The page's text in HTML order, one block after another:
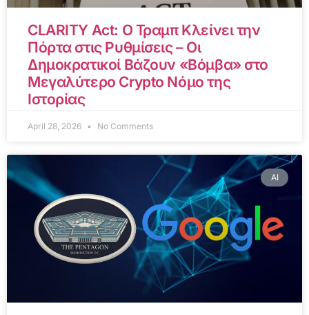
CLARITY Act: Ο Τραμπ Κλείνει την
Πόρτα στις Ρυθμίσεις – Οι
Δημοκρατικοί Βάζουν «Βόμβα» στο
Μεγαλύτερο Crypto Νόμο της
Ιστορίας
April 28, 2026 No Comments
AI